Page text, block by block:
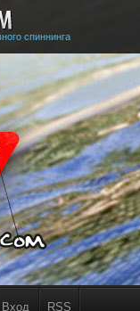
спиннинга
Вход RSS